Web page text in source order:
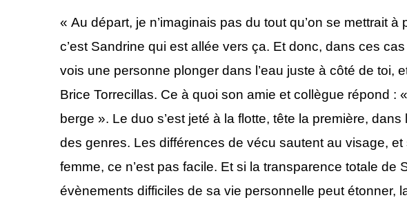
« Au départ, je n’imaginais pas du tout qu’on se mettrait
c’est Sandrine qui est allée vers ça. Et donc, dans ces
vois une personne plonger dans l’eau juste à côté de toi,
Brice Torrecillas. Ce à quoi son amie et collègue répond :
berge ». Le duo s’est jeté à la flotte, tête la première,
des genres. Les différences de vécu sautent au visage,
femme, ce n’est pas facile. Et si la transparence totale de
évènements difficiles de sa vie personnelle peut étonner,